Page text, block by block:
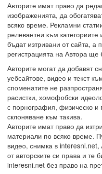
Авторите имат право да
изображенията, да
всяко време. Рекламни
релевантни към
бъдат изтривани от сайта, а
регистрацията на Автора ще
Авторите могат да добавят
уебсайтове, видео и текст
споменатите не
расистки, хомофобски
с порнография, физическо и
склоняване към такива.
Авторите имат право да
материали по всяко време.
видео, снимка в interesni.net,
от авторските си права и те
interesni.net без право на